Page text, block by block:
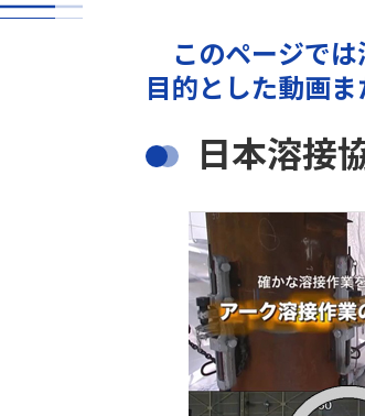
このページでは
目的とした動画ま
日本溶接